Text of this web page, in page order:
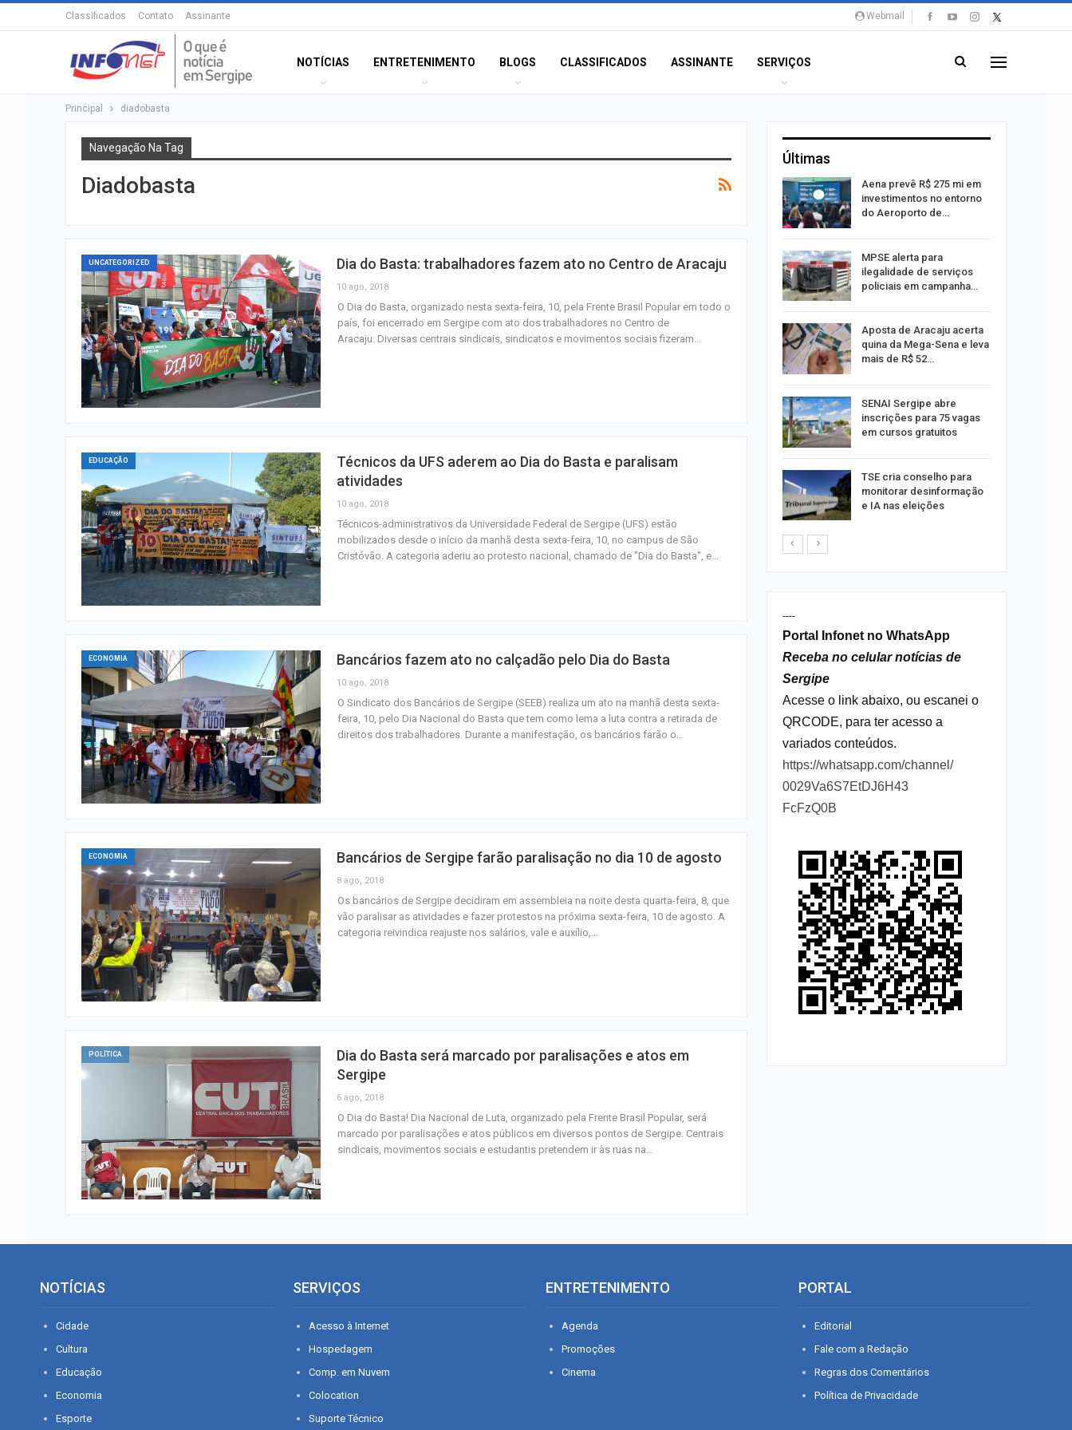
Webmail
Classificados Contato Assinante
NOTÍCIAS ENTRETENIMENTO BLOGS CLASSIFICADOS ASSINANTE SERVIÇOS
Principal diadobasta
Navegação Na Tag
Diadobasta
UNCATEGORIZED Dia do Basta: trabalhadores fazem ato no Centro de Aracaju
10 ago, 2018
O Dia do Basta, organizado nesta sexta-feira, 10, pela Frente Brasil Popular em todo o
país, foi encerrado em Sergipe com ato dos trabalhadores no Centro de
Aracaju. Diversas centrais sindicais, sindicatos e movimentos sociais fizeram…
EDUCAÇÃO
Técnicos da UFS aderem ao Dia do Basta e paralisam
atividades
10 ago, 2018
Técnicos-administrativos da Universidade Federal de Sergipe (UFS) estão
mobilizados desde o início da manhã desta sexta-feira, 10, no campus de São
Cristóvão. A categoria aderiu ao protesto nacional, chamado de "Dia do Basta", e…
ECONOMIA Bancários fazem ato no calçadão pelo Dia do Basta
10 ago, 2018
O Sindicato dos Bancários de Sergipe (SEEB) realiza um ato na manhã desta sexta-
feira, 10, pelo Dia Nacional do Basta que tem como lema a luta contra a retirada de
direitos dos trabalhadores. Durante a manifestação, os bancários farão o…
ECONOMIA Bancários de Sergipe farão paralisação no dia 10 de agosto
8 ago, 2018
Os bancários de Sergipe decidiram em assembleia na noite desta quarta-feira, 8, que
vão paralisar as atividades e fazer protestos na próxima sexta-feira, 10 de agosto. A
categoria reivindica reajuste nos salários, vale e auxílio,…
POLÍTICA
Dia do Basta será marcado por paralisações e atos em
Sergipe
6 ago, 2018
O Dia do Basta! Dia Nacional de Luta, organizado pela Frente Brasil Popular, será
marcado por paralisações e atos públicos em diversos pontos de Sergipe. Centrais
sindicais, movimentos sociais e estudantis pretendem ir às ruas na…
Últimas
Champagne: Uma Viagem
A Fabulosa Maquina do
Tempo
Homem Aranha: Um Novo
Dia
Aena prevê R$ 275 mi em
investimentos no entorno
do Aeroporto de…
MPSE alerta para
ilegalidade de serviços
policiais em campanha…
Aposta de Aracaju acerta
quina da Mega-Sena e leva
mais de R$ 52…
SENAI Sergipe abre
inscrições para 75 vagas
em cursos gratuitos
TSE cria conselho para
monitorar desinformação
e IA nas eleições
----
Portal Infonet no WhatsApp
Receba no celular notícias de
Sergipe
Acesse o link abaixo, ou escanei o
QRCODE, para ter acesso a
variados conteúdos.
https://whatsapp.com/channel/
0029Va6S7EtDJ6H43
FcFzQ0B
NOTÍCIAS
Cidade
Cultura
Educação
Economia
Esporte
SERVIÇOS
Acesso à Internet
Hospedagem
Comp. em Nuvem
Colocation
Suporte Técnico
ENTRETENIMENTO
Agenda
Promoções
Cinema
PORTAL
Editorial
Fale com a Redação
Regras dos Comentários
Política de Privacidade